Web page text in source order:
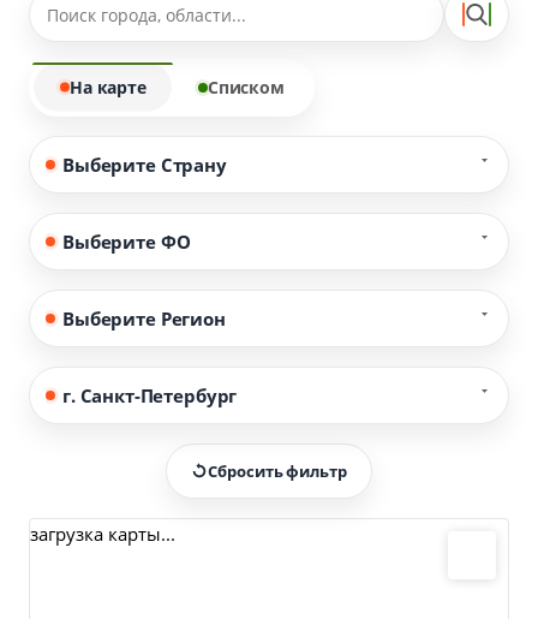
На карте Списком
Выберите Страну
Выберите ФО
Выберите Регион
г. Санкт-Петербург
Сбросить фильтр
загрузка карты...